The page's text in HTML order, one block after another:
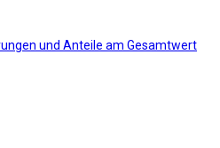
und Anteile am Gesamtwert